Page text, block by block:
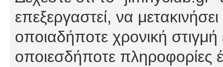
επεξεργαστεί, να
οποιαδήποτε χρονική στιγμή
οποιεσδήποτε πληροφορίες